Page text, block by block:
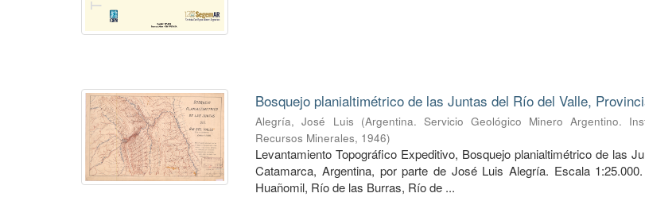
Bosquejo planialtimétrico de las Juntas del Río del Valle,
Alegría, José Luis (Argentina. Servicio Geológico Minero Argentino.
Recursos Minerales, 1946)
Levantamiento Topográfico Expeditivo, Bosquejo planialtimétrico de las
Catamarca, Argentina, por parte de José Luis Alegría. Escala
Huañomil, Río de las Burras, Río de ...